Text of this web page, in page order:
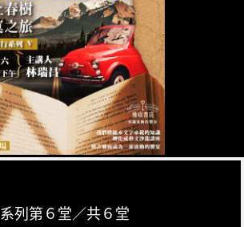
系列第６堂／共６堂